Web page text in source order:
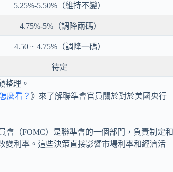
5.25%-5.50%（維持不變）
4.75%-5%（調降兩碼）
4.50 ~ 4.75%（調降一碼）
待定
整理。
麼看？ 》來了解聯準會官員關於對於美國央行
會（FOMC）是聯準會的一個部門，負責制定和
變利率。這些決策直接影響市場利率和經濟活